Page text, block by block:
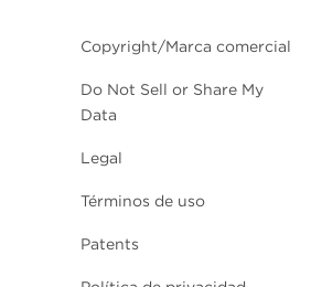
Copyright/Marca comercial
Do Not Sell or Share My
Data
Legal
Términos de uso
Patents